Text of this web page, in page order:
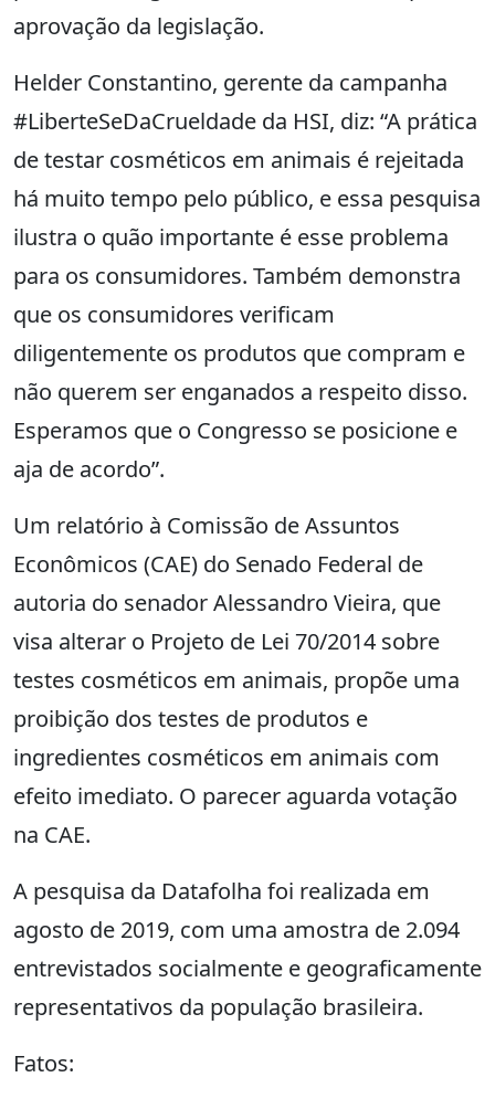
aprovação da legislação.
Helder Constantino, gerente da campanha
#LiberteSeDaCrueldade da HSI, diz: “A prática
de testar cosméticos em animais é rejeitada
há muito tempo pelo público, e essa pesquisa
ilustra o quão importante é esse problema
para os consumidores. Também demonstra
que os consumidores verificam
diligentemente os produtos que compram e
não querem ser enganados a respeito disso.
Esperamos que o Congresso se posicione e
aja de acordo”.
Um relatório à Comissão de Assuntos
Econômicos (CAE) do Senado Federal de
autoria do senador Alessandro Vieira, que
visa alterar o Projeto de Lei 70/2014 sobre
testes cosméticos em animais, propõe uma
proibição dos testes de produtos e
ingredientes cosméticos em animais com
efeito imediato. O parecer aguarda votação
na CAE.
A pesquisa da Datafolha foi realizada em
agosto de 2019, com uma amostra de 2.094
entrevistados socialmente e geograficamente
representativos da população brasileira.
Fatos: